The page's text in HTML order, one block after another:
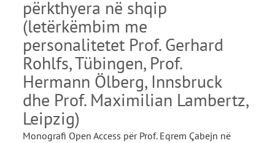
përkthyera në shqip
(letërkëmbim me
personalitetet Prof. Gerhard
Rohlfs, Tübingen, Prof.
Hermann Ölberg, Innsbruck
dhe Prof. Maximilian Lambertz,
Leipzig)
Monografi Open Access për Prof. Eqrem Çabejn në